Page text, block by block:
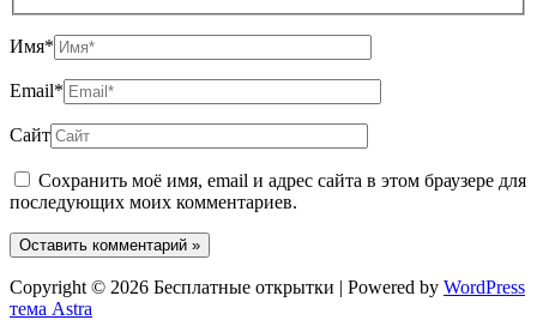
Имя*
Email*
Сайт
Сохранить моё имя, email и адрес сайта в этом браузере для
последующих моих комментариев.
Copyright © 2026 Бесплатные открытки | Powered by WordPress
тема Astra